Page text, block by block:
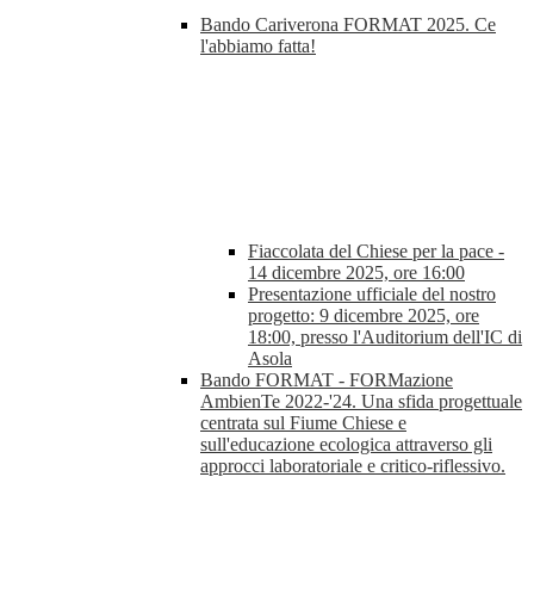
Bando Cariverona FORMAT 2025. Ce
l'abbiamo fatta!
Fiaccolata del Chiese per la pace -
14 dicembre 2025, ore 16:00
Presentazione ufficiale del nostro
progetto: 9 dicembre 2025, ore
18:00, presso l'Auditorium dell'IC di
Asola
Bando FORMAT - FORMazione
AmbienTe 2022-'24. Una sfida progettuale
centrata sul Fiume Chiese e
sull'educazione ecologica attraverso gli
approcci laboratoriale e critico-riflessivo.